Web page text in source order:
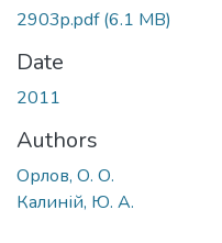
2903p.pdf(6.1 MB)
Date
2011
Authors
Орлов, О. О.
Калиній, Ю. А.